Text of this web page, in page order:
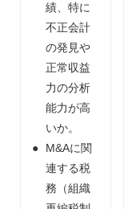
績、特に
不正会計
の発見や
正常収益
力の分析
能力が高
いか。
M&Aに関
連する税
務（組織